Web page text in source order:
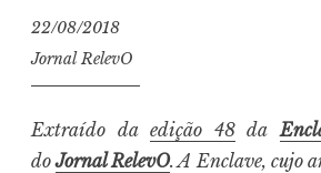
22/08/2018
Jornal RelevO
Extraído daedição 48da
doJornal RelevO. A Enclave, cujo